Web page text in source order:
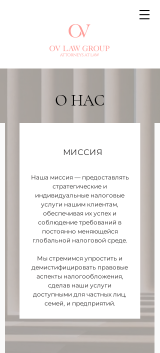
О НАС
МИССИЯ
Наша миссия — предоставлять
стратегические и
индивидуальные налоговые
услуги нашим клиентам,
обеспечивая их успех и
соблюдение требований в
постоянно меняющейся
глобальной налоговой среде.
Мы стремимся упростить и
демистифицировать правовые
аспекты налогообложения,
сделав наши услуги
доступными для частных лиц,
семей, и предприятий.